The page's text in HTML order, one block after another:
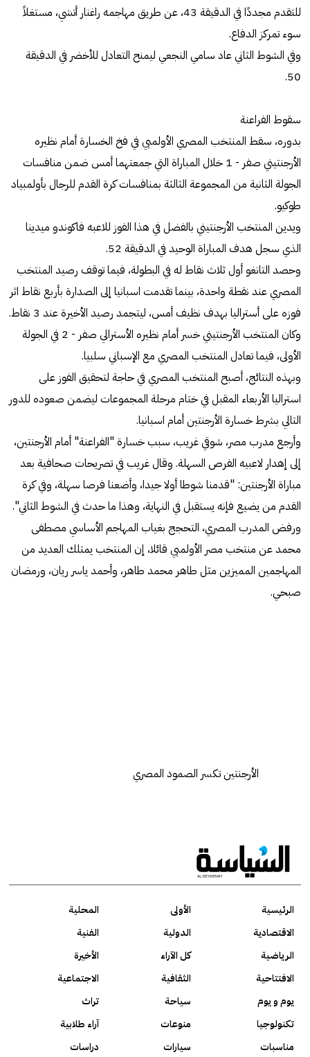
للتقدم مجددًا في الدقيقة 43، عن طريق مهاجمه راغنار أتشي، مستغلاً
سوء تمركز الدفاع.
وفي الشوط الثاني عاد سامي النجعي ليمنح التعادل للأخضر في الدقيقة
50.
سقوط الفراعنة
بدوره، سقط المنتخب المصري الأولمبي في فخ الخسارة أمام نظيره
الأرجنتيني صفر - 1 خلال المباراة التي جمعتهما أمس ضمن منافسات
الجولة الثانية من المجموعة الثالثة بمنافسات كرة القدم للرجال بأولمبياد
طوكيو.
ويدين المنتخب الأرجنتيني بالفضل في هذا الفوز للاعبه فاكوندو ميدينا
الذي سجل هدف المباراة الوحيد في الدقيقة 52.
وحصد التانغو أول ثلاث نقاط له في البطولة، فيما توقف رصيد المنتخب
المصري عند نقطة واحدة، بينما تقدمت اسبانيا إلى الصدارة بأربع نقاط اثر
فوزه على أستراليا بهدف نظيف أمس، ليتجمد رصيد الأخيرة عند 3 نقاط.
وكان المنتخب الأرجنتيني خسر أمام نظيره الأسترالي صفر - 2 في الجولة
الأولى، فيما تعادل المنتخب المصري مع الإسباني سلبيا.
وبهذه النتائج، أصبح المنتخب المصري في حاجة لتحقيق الفوز على
استراليا الأربعاء المقبل في ختام مرحلة المجموعات ليضمن صعوده للدور
التالي بشرط خسارة الأرجنتين أمام اسبانيا.
وأرجع مدرب مصر، شوقي غريب، سبب خسارة "الفراعنة" أمام الأرجنتين،
إلى إهدار لاعبيه الفرص السهلة. وقال غريب في تصريحات صحافية بعد
مباراة الأرجنتين: "قدمنا شوطا أولا جيدا، وأضعنا فرصا سهلة، وفي كرة
القدم من يضيع فإنه يستقبل في النهاية، وهذا ما حدث في الشوط الثاني".
ورفض المدرب المصري، التحجج بغياب المهاجم الأساسي مصطفى
محمد عن منتخب مصر الأولمبي قائلا، إن المنتخب يمتلك العديد من
المهاجمين المميزين مثل طاهر محمد طاهر، وأحمد ياسر ريان، ورمضان
صبحي.
الأرجنتين تكسر الصمود المصري
الرئيسية الأولى
المحلية
الاقتصادية
الدولية
الفنية
الرياضية
كل الآراء
الأخيرة
الافتتاحية
الثقافية
الاجتماعية
يوم و يوم
سياحة
تراث
تكنولوجيا
منوعات
آراء طلابية
مناسبات
سيارات دراسات